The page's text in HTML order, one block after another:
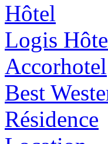
Hôtel
Logis
Accorhotel
Best
Résidence